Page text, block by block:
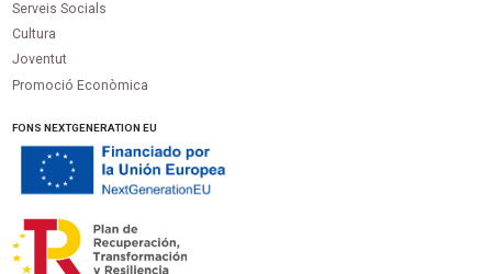
Serveis Socials
Cultura
Joventut
Promoció Econòmica
FONS NEXTGENERATION EU